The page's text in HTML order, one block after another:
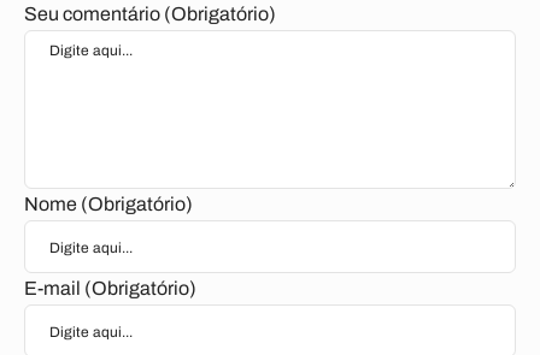
Seu comentário (Obrigatório)
Nome (Obrigatório)
E-mail (Obrigatório)